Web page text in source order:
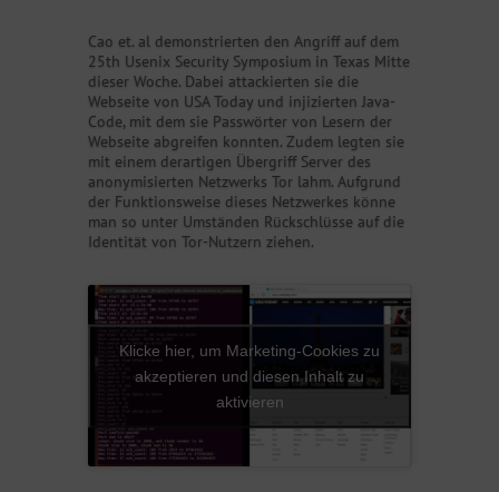
Cao et. al demonstrierten den Angriff auf dem
25th Usenix Security Symposium in Texas Mitte
dieser Woche. Dabei attackierten sie die
Webseite von USA Today und injizierten Java-
Code, mit dem sie Passwörter von Lesern der
Webseite abgreifen konnten. Zudem legten sie
mit einem derartigen Übergriff Server des
anonymisierten Netzwerks Tor lahm. Aufgrund
der Funktionsweise dieses Netzwerkes könne
man so unter Umständen Rückschlüsse auf die
Identität von Tor-Nutzern ziehen.
Klicke hier, um Marketing-Cookies zu
akzeptieren und diesen Inhalt zu
aktivieren